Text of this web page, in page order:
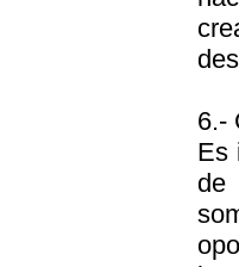
6.-
Es
de